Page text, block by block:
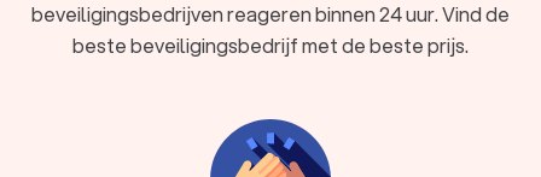
beveiligingsbedrijven reageren binnen 24 uur. Vind de
beste beveiligingsbedrijf met de beste prijs.